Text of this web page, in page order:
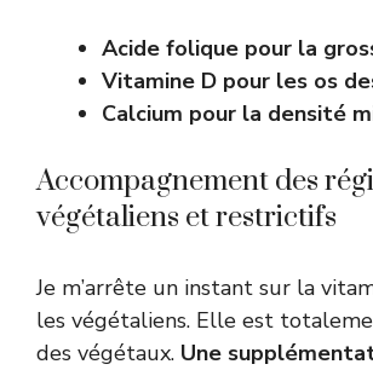
Acide folique pour la
Vitamine D pour les os
Calcium pour la densité
Accompagnement des
végétaliens et restrictifs
Je m’arrête un instant sur la
les végétaliens. Elle est
des végétaux. Une